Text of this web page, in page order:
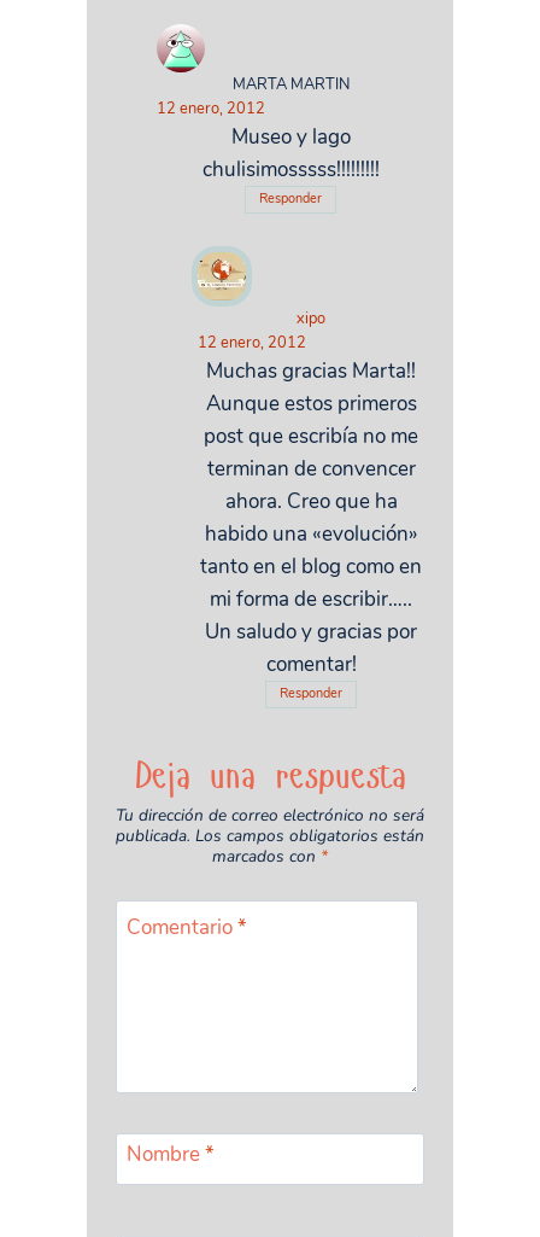
MARTA MARTIN
12 enero, 2012
Museo y lago
chulisimosssss!!!!!!!!!
Responder
xipo
12 enero, 2012
Muchas gracias Marta!!
Aunque estos primeros
post que escribía no me
terminan de convencer
ahora. Creo que ha
habido una «evolución»
tanto en el blog como en
mi forma de escribir…..
Un saludo y gracias por
comentar!
Responder
Deja una respuesta
Tu dirección de correo electrónico no será
publicada. Los campos obligatorios están
marcados con *
Comentario*
Nombre*